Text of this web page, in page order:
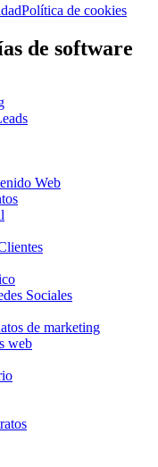
Política de cookies
de software
Web
Sociales
de marketing
web